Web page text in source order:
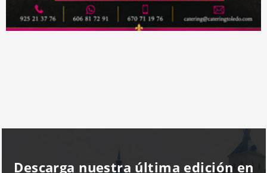
Descarga nuestra última edición en